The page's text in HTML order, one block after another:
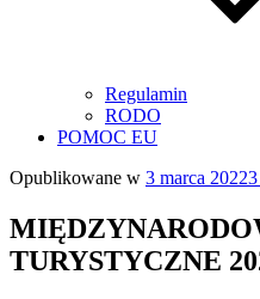
Regulamin
RODO
POMOC EU
Opublikowane w 3 marca 2022
TURYSTYCZNE